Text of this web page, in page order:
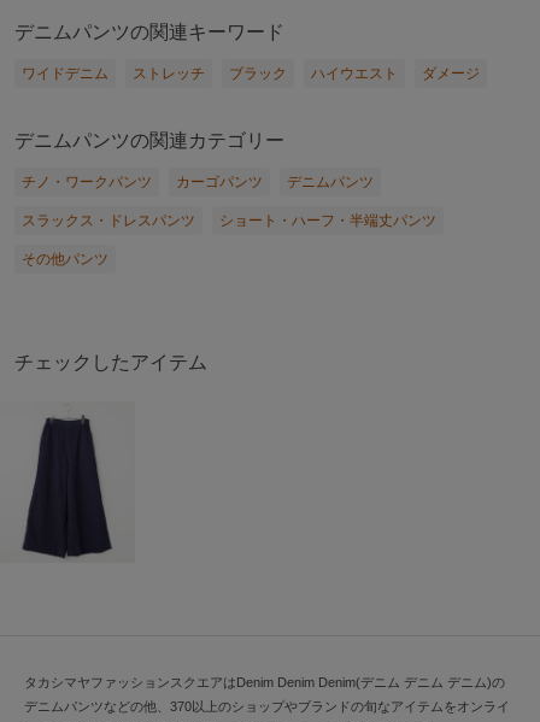
デニムパンツの関連キーワード
ワイドデニム ストレッチ ブラック ハイウエスト ダメージ
デニムパンツの関連カテゴリー
チノ・ワークパンツ カーゴパンツ デニムパンツ
スラックス・ドレスパンツ ショート・ハーフ・半端丈パンツ
その他パンツ
チェックしたアイテム
タカシマヤファッションスクエアはDenim Denim Denim(デニム デニム デニム)の
デニムパンツなどの他、370以上のショップやブランドの旬なアイテムをオンライ